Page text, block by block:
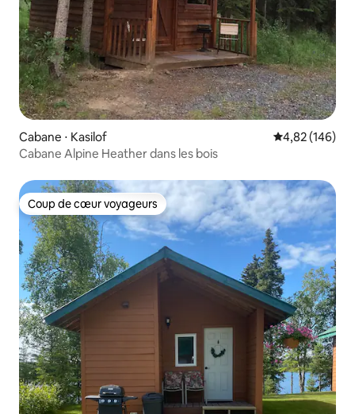
Cabane ⋅ Kasilof Évaluation
4,82 (146)
Cabane Alpine Heather dans les bois
Coup de cœur voyageurs
Coup de cœur voyageurs